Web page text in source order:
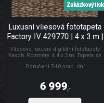
Luxusní vliesová fototapeta
Factory IV 429770 | 4 x 3 m |
Lepidlo zdarma
Vliesové luxusní digitální fototapety
Rasch. Rozměry: š.4 x 3 m. Tapeta se
pouze zeď. Vliesové tapety na zeď se
zakrytí jemných prasklin. Fototapety
vliesové plech
Zakázkový tisk
Doručení 7-10 prac. dní
6 999 ,-